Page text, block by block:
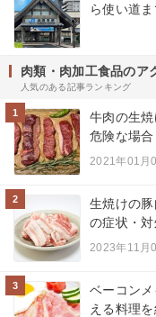
ら使い道ま
肉類・肉加工食品のア
人気のある記事ランキング
1
牛肉の生
危険な場
2021年01月
2
生焼けの
の症状・対
2023年11月
3
ベーコン
える料理を